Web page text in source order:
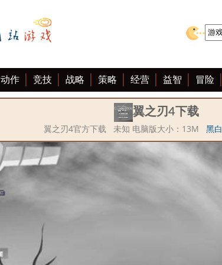
动作 竞技 战略 策略 经营 益智 冒险
翼之刃4下载
翼之刃4官方下载 未知 电脑版大小：13M 黑白